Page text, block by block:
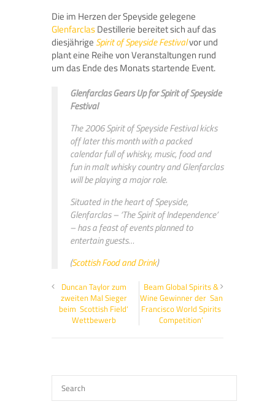
Die im Herzen der Speyside gelegene
GlenfarclasDestillerie bereitet sich auf das
diesjährige Spirit of Speyside Festivalvor und
plant eine Reihe von Veranstaltungen rund
um das Ende des Monats startende Event.
Glenfarclas Gears Up for Spirit of Speyside
Festival
The 2006 Spirit of Speyside Festival kicks
off later this month with a packed
calendar full of whisky, music, food and
fun in malt whisky country and Glenfarclas
will be playing a major role.
Situated in the heart of Speyside,
Glenfarclas – ‘The Spirit of Independence’
– has a feast of events planned to
entertain guests…
(Scottish Food and Drink)
Duncan Taylor zum
zweiten Mal Sieger
beim ‚Scottish Field‘
Wettbewerb
Beam Global Spirits &
Wine Gewinner der ‚San
Francisco World Spirits
Competition‘